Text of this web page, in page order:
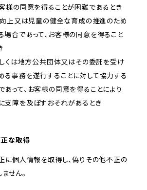
様の同意を得ることが困難であるとき
向上又は児童の健全な育成の推進のため
場合であって、お客様の同意を得ること
しくは地方公共団体又はその委託を受け
る事務を遂行することに対して協力する
って、お客様の同意を得ることにより
支障を及ぼすおそれがあるとき
な取得
に個人情報を取得し、偽りその他不正の
せん。